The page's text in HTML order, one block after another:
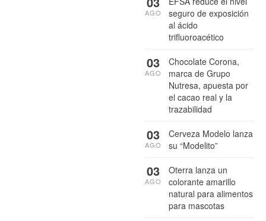
seguro de exposición
al ácido
trifluoroacético
AGO
Chocolate Corona,
marca de Grupo
Nutresa, apuesta por
el cacao real y la
trazabilidad
03
AGO
Cerveza Modelo lanza
su “Modelito”
03
AGO
Oterra lanza un
colorante amarillo
natural para alimentos
para mascotas
03
AGO